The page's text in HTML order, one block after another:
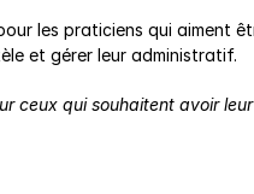
les praticiens qui aiment
et gérer leur administratif.
ceux qui souhaitent avoir